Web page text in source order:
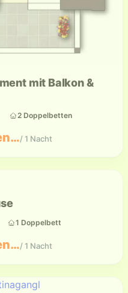
mit Balkon &
2 Doppelbetten
/ 1 Nacht
1 Doppelbett
/ 1 Nacht